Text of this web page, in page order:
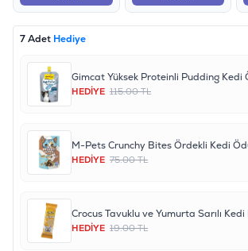
7 Adet Hediye
Gimcat Yüksek Proteinli Pudding Kedi
HEDİYE 115.00 TL
M-Pets Crunchy Bites Ördekli Kedi
HEDİYE 75.00 TL
Crocus Tavuklu ve Yumurta Sarılı
HEDİYE 19.00 TL